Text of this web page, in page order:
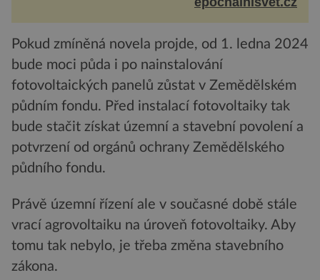
Pokud zmíněná novela projde, od 1. ledna 2024
bude moci půda i po nainstalování
fotovoltaických panelů zůstat v Zemědělském
půdním fondu. Před instalací fotovoltaiky tak
bude stačit získat územní a stavební povolení a
potvrzení od orgánů ochrany Zemědělského
půdního fondu.
Právě územní řízení ale v současné době stále
vrací agrovoltaiku na úroveň fotovoltaiky. Aby
tomu tak nebylo, je třeba změna stavebního
zákona.